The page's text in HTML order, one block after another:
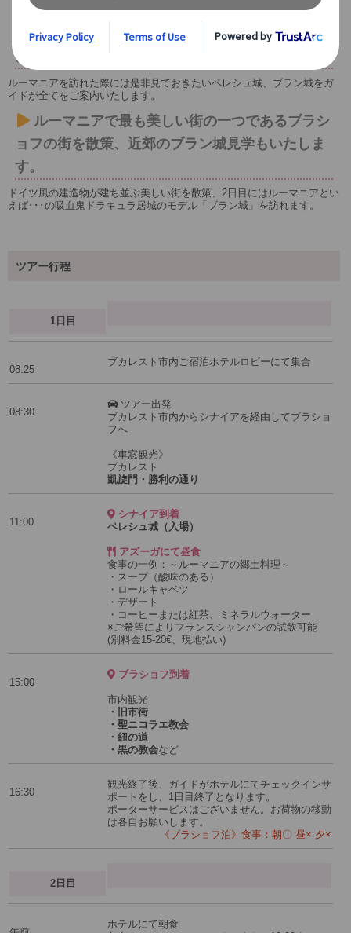
「カルパチアの真珠」と謳われる四季折々の自
然が美しいシナイアで荘厳なペレシュ城に入場、
お昼はルーマニア料理をご堪能ください。
ルーマニアを訪れた際には是非見ておきたいペレシュ城、ブラン城をガ
イドが全てをご案内いたします。
ルーマニアで最も美しい街の一つであるブラシ
ョフの街を散策、近郊のブラン城見学もいたしま
す。
ドイツ風の建造物が建ち並ぶ美しい街を散策、2日目にはルーマニアとい
えば･･･の吸血鬼ドラキュラ居城のモデル「ブラン城」を訪れます。
ツアー行程
1日目
08:25
ブカレスト市内ご宿泊ホテルロビーにて集合
08:30
ツアー出発
ブカレスト市内からシナイアを経由してブラショ
フへ
《車窓観光》
ブカレスト
凱旋門・勝利の通り
11:00
シナイア到着
ペレシュ城（入場）
アズーガにて昼食
食事の一例：～ルーマニアの郷土料理～
・スープ（酸味のある）
・ロールキャベツ
・デザート
・コーヒーまたは紅茶、ミネラルウォーター
※ご希望によりフランスシャンパンの試飲可能
(別料金15-20€、現地払い)
15:00
ブラショフ到着
市内観光
・旧市街
・聖ニコラエ教会
・紐の道
・黒の教会など
16:30
観光終了後、ガイドがホテルにてチェックインサ
ポートをし、1日目終了となります。
ポーターサービスはございません。お荷物の移動
は各自お願いします。
《ブラショフ泊》食事：朝〇 昼× 夕×
2日目
ホテルにて朝食